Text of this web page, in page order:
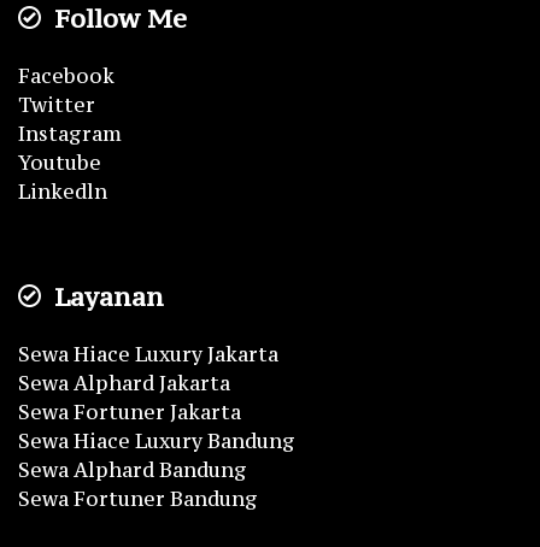
Follow Me
Facebook
Twitter
Instagram
Youtube
Linkedln
Layanan
Sewa Hiace Luxury Jakarta
Sewa Alphard Jakarta
Sewa Fortuner Jakarta
Sewa Hiace Luxury Bandung
Sewa Alphard Bandung
Sewa Fortuner Bandung